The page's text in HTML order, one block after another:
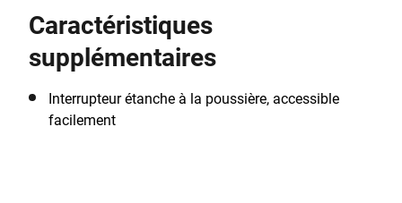
need to remove paint, smooth surfaces and provide
the finishing touches to your DIY projects, with ease.
Supplied with 9 sanding accessories and a handy
Caractéristiques
supplémentaires
Interrupteur étanche à la poussière, accessible
facilement